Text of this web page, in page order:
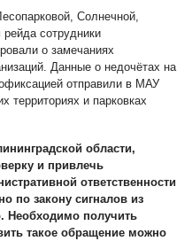
Солнечной,
сотрудники
о замечаниях
Данные о недочётах на
отправили в МАУ
территориях и парковках
области,
и привлечь
ответственности
по закону сигналов из
Необходимо получить
такое обращение можно